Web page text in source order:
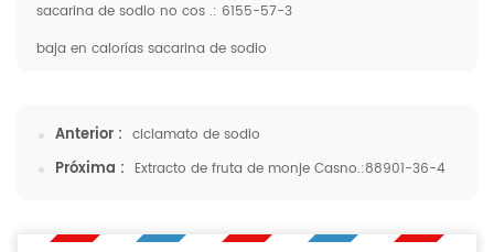
sacarina de sodio no cos .: 6155-57-3
baja en calorías sacarina de sodio
Anterior : ciclamato de sodio
Próxima : Extracto de fruta de monje Casno.:88901-36-4